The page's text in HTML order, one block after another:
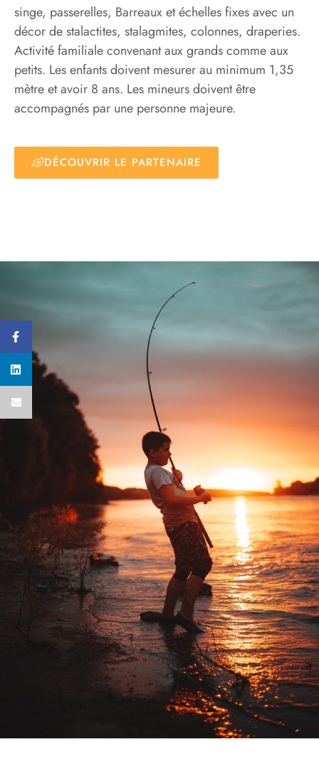
singe, passerelles, Barreaux et échelles fixes avec un
décor de stalactites, stalagmites, colonnes, draperies.
Activité familiale convenant aux grands comme aux
petits. Les enfants doivent mesurer au minimum 1,35
mètre et avoir 8 ans. Les mineurs doivent être
accompagnés par une personne majeure.
DÉCOUVRIR LE PARTENAIRE